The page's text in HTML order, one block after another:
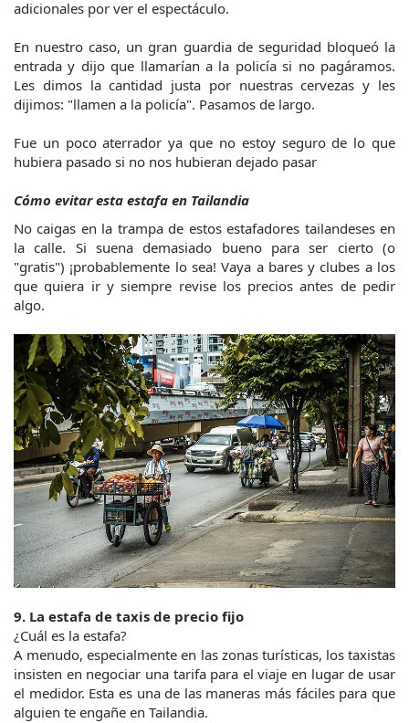
adicionales por ver el espectáculo.
En nuestro caso, un gran guardia de seguridad bloqueó la
entrada y dijo que llamarían a la policía si no pagáramos.
Les dimos la cantidad justa por nuestras cervezas y les
dijimos: "llamen a la policía". Pasamos de largo.
Fue un poco aterrador ya que no estoy seguro de lo que
hubiera pasado si no nos hubieran dejado pasar
Cómo evitar esta estafa en Tailandia
No caigas en la trampa de estos estafadores tailandeses en
la calle. Si suena demasiado bueno para ser cierto (o
"gratis") ¡probablemente lo sea! Vaya a bares y clubes a los
que quiera ir y siempre revise los precios antes de pedir
algo.
9. La estafa de taxis de precio fijo
¿Cuál es la estafa?
A menudo, especialmente en las zonas turísticas, los taxistas
insisten en negociar una tarifa para el viaje en lugar de usar
el medidor. Esta es una de las maneras más fáciles para que
alguien te engañe en Tailandia.